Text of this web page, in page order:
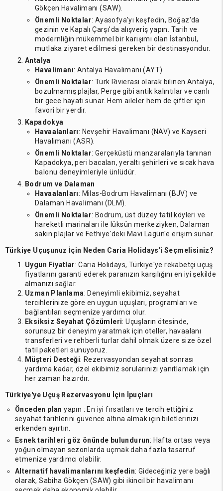
Gökçen Havalimanı (SAW).
Önemli Noktalar: Ayasofya'yı keşfedin, Boğaz'da
gezinin ve Kapalı Çarşı'da alışveriş yapın. Tarih ve
modernliğin mükemmel bir karışımı olan İstanbul,
mutlaka ziyaret edilmesi gereken bir destinasyondur.
Antalya
Havalimanı: Antalya Havalimanı (AYT).
Önemli Noktalar: Türk Rivierası olarak bilinen Antalya,
bozulmamış plajlar, Perge gibi antik kalıntılar ve canlı
bir gece hayatı sunar. Hem aileler hem de çiftler için
favori bir yerdir.
Kapadokya
Havaalanları: Nevşehir Havalimanı (NAV) ve Kayseri
Havalimanı (ASR).
Önemli Noktalar: Gerçeküstü manzaralarıyla tanınan
Kapadokya, peri bacaları, yeraltı şehirleri ve sıcak hava
balonu deneyimleriyle ünlüdür.
Bodrum ve Dalaman
Havaalanları: Milas-Bodrum Havalimanı (BJV) ve
Dalaman Havalimanı (DLM).
Önemli Noktalar: Bodrum, üst düzey tatil köyleri ve
hareketli marinaları ile lüksün merkeziyken, Dalaman
sakin plajlar ve Fethiye'deki Mavi Lagün'e erişim sunar.
Türkiye Uçuşunuz İçin Neden Caria Holidays'i Seçmelisiniz?
Uygun Fiyatlar: Caria Holidays, Türkiye'ye rekabetçi uçuş
fiyatlarını garanti ederek paranızın karşılığını en iyi şekilde
almanızı sağlar.
Uzman Planlama: Deneyimli ekibimiz, seyahat
tercihlerinize göre en uygun uçuşları, programları ve
bağlantıları seçmenize yardımcı olur.
Eksiksiz Seyahat Çözümleri: Uçuşların ötesinde,
sorunsuz bir deneyim yaratmak için oteller, havaalanı
transferleri ve rehberli turlar dahil olmak üzere size özel
tatil paketleri sunuyoruz.
Müşteri Desteği: Rezervasyondan seyahat sonrası
yardıma kadar, özel ekibimiz sorularınızı yanıtlamak için
her zaman hazırdır.
Türkiye'ye Uçuş Rezervasyonu İçin İpuçları
Önceden plan yapın : En iyi fırsatları ve tercih ettiğiniz
seyahat tarihlerini güvence altına almak için biletlerinizi
erkenden ayırtın.
Esnek tarihleri göz önünde bulundurun: Hafta ortası veya
yoğun olmayan sezonlarda uçmak daha fazla tasarruf
etmenize yardımcı olabilir.
Alternatif havalimanlarını keşfedin: Gideceğiniz yere bağlı
olarak, Sabiha Gökçen (SAW) gibi ikincil bir havalimanı